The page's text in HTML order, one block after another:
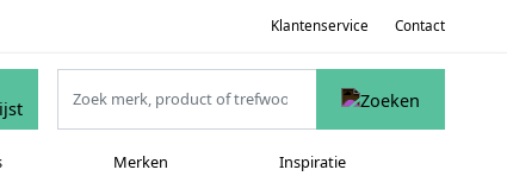
Klantenservice Contact
Merken Inspiratie